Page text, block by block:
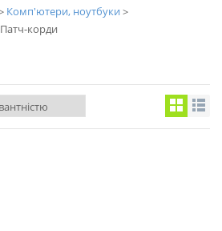
Комп'ютери, ноутбуки
Патч-корди